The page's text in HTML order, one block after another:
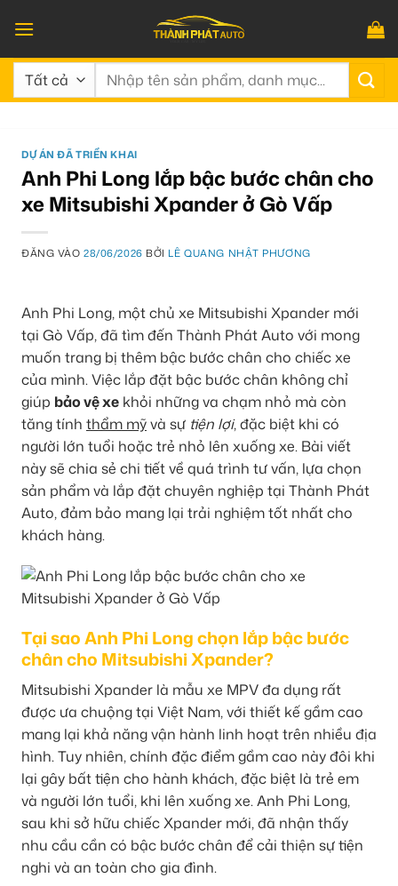
qua
nội
dung
Tìm
DỰ ÁN ĐÃ TRIỂN KHAI
Anh Phi Long lắp bậc bước chân cho
xe Mitsubishi Xpander ở Gò Vấp
ĐĂNG VÀO28/06/2026 BỞI LÊ QUANG NHẬT PHƯƠNG
Anh Phi Long, một chủ xe Mitsubishi Xpander mới
tại Gò Vấp, đã tìm đến Thành Phát Auto với mong
muốn trang bị thêm bậc bước chân cho chiếc xe
của mình. Việc lắp đặt bậc bước chân không chỉ
giúp bảo vệ xe khỏi những va chạm nhỏ mà còn
tăng tính thẩm mỹvà sự tiện lợi, đặc biệt khi có
người lớn tuổi hoặc trẻ nhỏ lên xuống xe. Bài viết
này sẽ chia sẻ chi tiết về quá trình tư vấn, lựa chọn
sản phẩm và lắp đặt chuyên nghiệp tại Thành Phát
Auto, đảm bảo mang lại trải nghiệm tốt nhất cho
khách hàng.
Tại sao Anh Phi Long chọn lắp bậc bước
chân cho Mitsubishi Xpander?
Mitsubishi Xpander là mẫu xe MPV đa dụng rất
được ưa chuộng tại Việt Nam, với thiết kế gầm cao
mang lại khả năng vận hành linh hoạt trên nhiều địa
hình. Tuy nhiên, chính đặc điểm gầm cao này đôi khi
lại gây bất tiện cho hành khách, đặc biệt là trẻ em
và người lớn tuổi, khi lên xuống xe. Anh Phi Long,
sau khi sở hữu chiếc Xpander mới, đã nhận thấy
nhu cầu cần có bậc bước chân để cải thiện sự tiện
nghi và an toàn cho gia đình.